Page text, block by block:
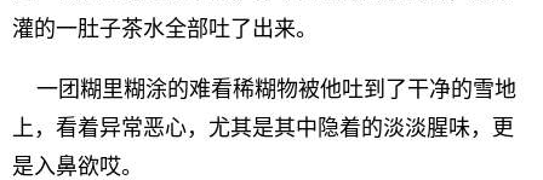
灌的一肚子茶水全部吐了出来。
一团糊里糊涂的难看稀糊物被他吐到了干净的雪地
上，看着异常恶心，尤其是其中隐着的淡淡腥味，更
是入鼻欲哎。